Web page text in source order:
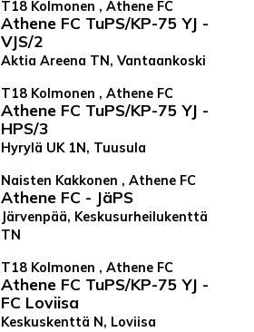
T18 Kolmonen , Athene FC
Athene FC TuPS/KP-75 YJ -
VJS/2
Aktia Areena TN, Vantaankoski
T18 Kolmonen , Athene FC
Athene FC TuPS/KP-75 YJ -
HPS/3
Hyrylä UK 1N, Tuusula
Naisten Kakkonen , Athene FC
Athene FC - JäPS
Järvenpää, Keskusurheilukenttä
TN
T18 Kolmonen , Athene FC
Athene FC TuPS/KP-75 YJ -
FC Loviisa
Keskuskenttä N, Loviisa